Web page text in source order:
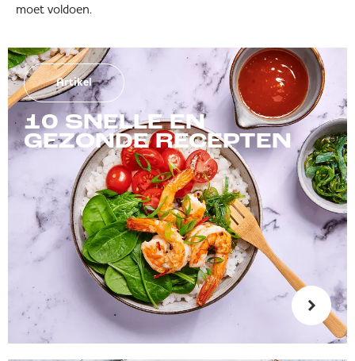
moet voldoen.
Artikel
10 SNELLE EN
GEZONDE RECEPTEN